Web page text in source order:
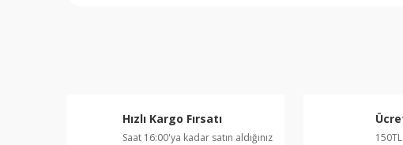
Ürün fiyatı diğer sitelerden daha pahalı.
Hızlı Kargo Fırsatı
Saat 16:00'ya kadar satın aldığınız